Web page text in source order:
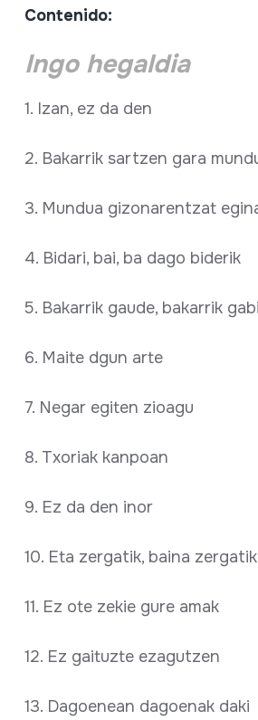
Contenido:
Ingo hegaldia
1. Izan, ez da den
2. Bakarrik sartzen gara
3. Mundua gizonarentzat
4. Bidari, bai, ba dago biderik
5. Bakarrik gaude, bakarrik
6. Maite dgun arte
7. Negar egiten zioagu
8. Txoriak kanpoan
9. Ez da den inor
10. Eta zergatik, baina zergatik
11. Ez ote zekie gure amak
12. Ez gaituzte ezagutzen
13. Dagoenean dagoenak daki